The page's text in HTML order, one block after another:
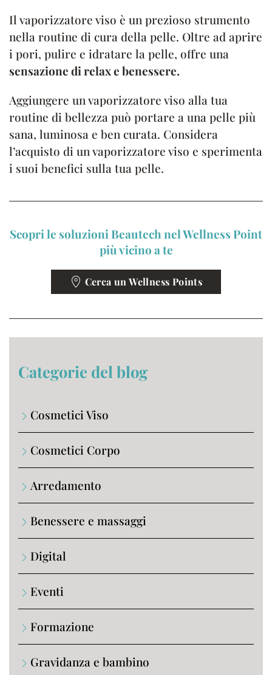
Il vaporizzatore viso è un prezioso strumento
nella routine di cura della pelle. Oltre ad aprire
i pori, pulire e idratare la pelle, offre una
sensazione di relax e benessere.
Aggiungere un vaporizzatore viso alla tua
routine di bellezza può portare a una pelle più
sana, luminosa e ben curata. Considera
l’acquisto di un vaporizzatore viso e sperimenta
i suoi benefici sulla tua pelle.
Scopri le soluzioni Beautech nel Wellness Point
più vicino a te
Cerca un Wellness Points
Categorie del blog
Cosmetici Viso
Cosmetici Corpo
Arredamento
Benessere e massaggi
Digital
Eventi
Formazione
Gravidanza e bambino